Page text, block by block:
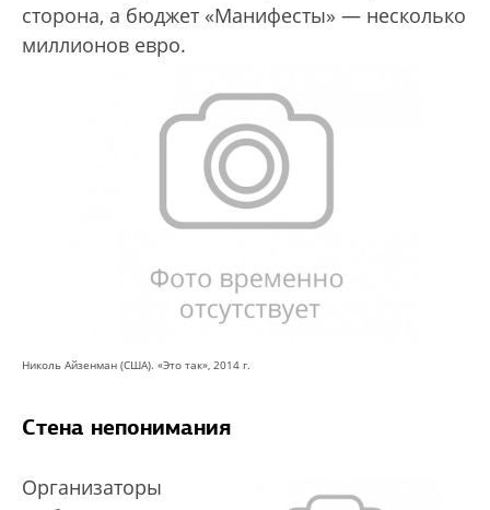
сторона, а бюджет «Манифесты» — несколько
миллионов евро.
Николь Айзенман (США). «Это так», 2014 г.
Стена непонимания
Организаторы